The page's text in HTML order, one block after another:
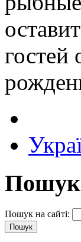
гостей
Пошук
Пошук на сайті: